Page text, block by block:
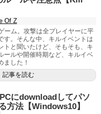
Of Z
ーム。攻撃は全プレイヤーに平
す。そんな中、キルイベントは
トと聞いたけど、そもそも、キ
ールや開催時期など、キルイベ
ました！
記事を読む
にdownloadしてパソ
方法【Windows10】